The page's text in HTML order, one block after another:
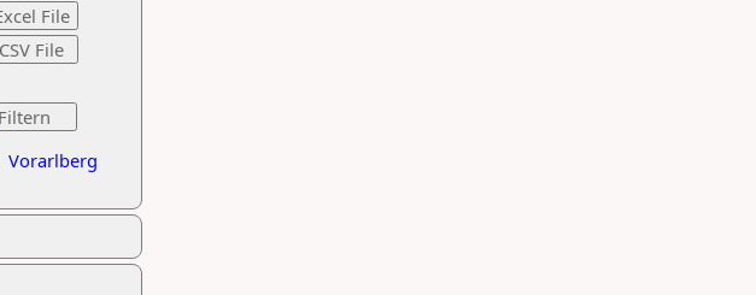
Vorarlberg